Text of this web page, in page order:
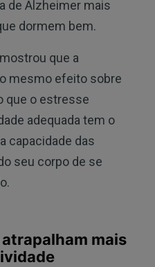
de Alzheimer mais
dormem bem.
que a
mesmo efeito sobre
que o estresse
adequada tem o
capacidade das
seu corpo de se
mais